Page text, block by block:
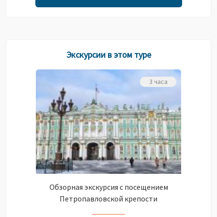
Экскурсии в этом туре
3 часа
Обзорная экскурсия с посещением
Петропавловской крепости